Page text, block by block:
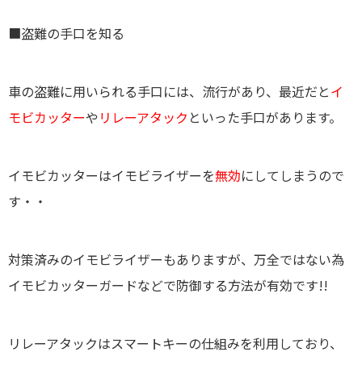
■盗難の手口を知る
車の盗難に用いられる手口には、流行があり、最近だとイ
モビカッターや リレーアタック といった手口があります。
イモビカッターはイモビライザーを無効にしてしまうので
す・・
対策済みのイモビライザーもありますが、万全ではない為
イモビカッターガードなどで防御する方法が有効です!!
リレーアタックはスマートキーの仕組みを利用しており、